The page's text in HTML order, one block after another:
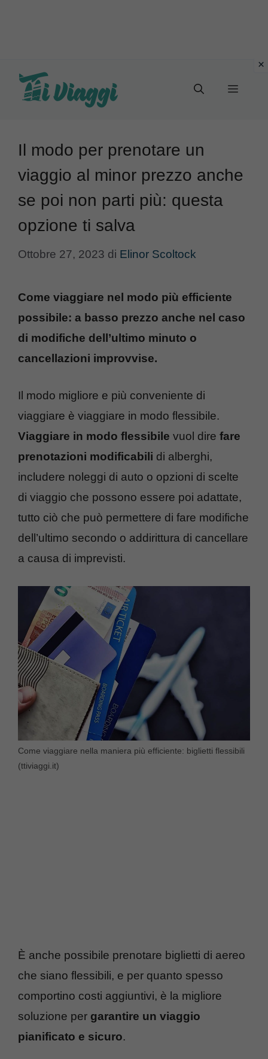
Menu
Il modo per prenotare un
viaggio al minor prezzo anche
se poi non parti più: questa
opzione ti salva
Ottobre 27, 2023 di Elinor Scoltock
Come viaggiare nel modo più efficiente
possibile: a basso prezzo anche nel caso
di modifiche dell’ultimo minuto o
cancellazioni improvvise.
Il modo migliore e più conveniente di
viaggiare è viaggiare in modo flessibile.
Viaggiare in modo flessibile vuol dire fare
prenotazioni modificabili di alberghi,
includere noleggi di auto o opzioni di scelte
di viaggio che possono essere poi adattate,
tutto ciò che può permettere di fare modifiche
dell’ultimo secondo o addirittura di cancellare
a causa di imprevisti.
Come viaggiare nella maniera più efficiente: biglietti flessibili
(ttiviaggi.it)
È anche possibile prenotare biglietti di aereo
che siano flessibili, e per quanto spesso
comportino costi aggiuntivi, è la migliore
soluzione per garantire un viaggio
pianificato e sicuro.